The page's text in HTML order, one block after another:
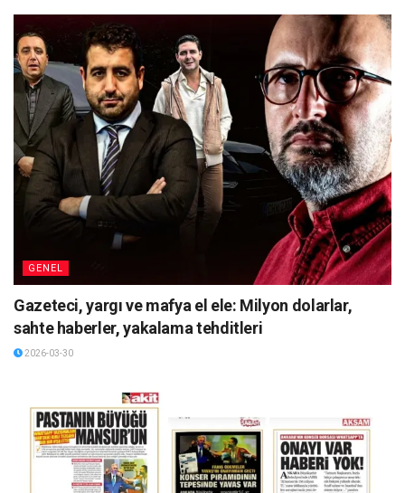
GENEL
Gazeteci, yargı ve mafya el ele: Milyon dolarlar,
sahte haberler, yakalama tehditleri
2026-03-30